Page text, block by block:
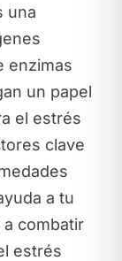
una
enzimas
un papel
el estrés
clave
a tu
combatir
estrés